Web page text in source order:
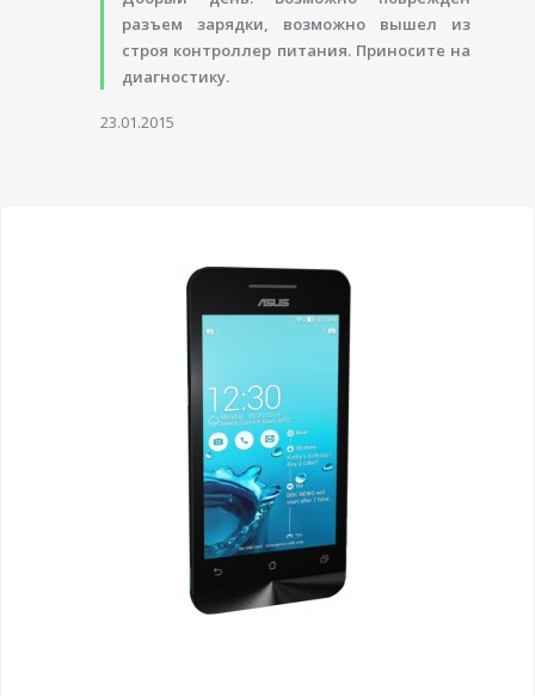
разъем зарядки, возможно вышел из
строя контроллер питания. Приносите на
диагностику.
23.01.2015